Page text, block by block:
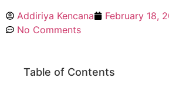
Addiriya Kencana February 18,
No Comments
Table of Contents